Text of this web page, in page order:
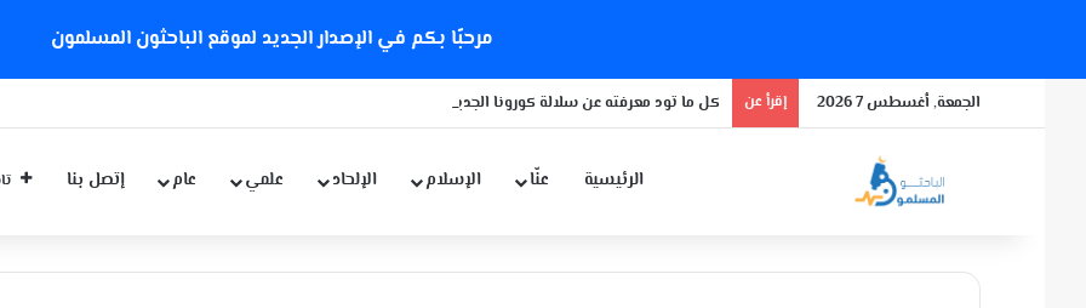
مرحبًا بكم في الإصدار الجديد لموقع الباحثون المسلمون
الجمعة, أغسطس 7 2026 إقرأ عن كل ما تود معرفته عن سلالة كورونا الجديدة
الرئيسية عنّا الإسلام الإلحاد علمي عام إتصل بنا